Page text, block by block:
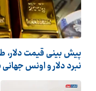
نبرد دلار و اونس